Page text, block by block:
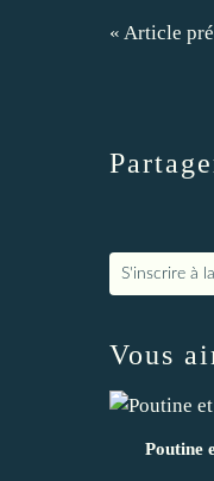
« Article
S'inscrire à
Vous
Poutine